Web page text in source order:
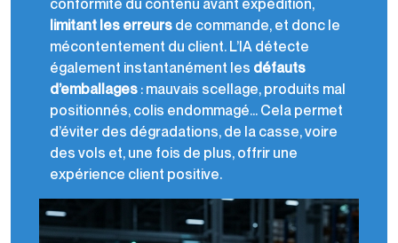
conformité du contenu avant expédition,
limitant les erreurs de commande, et donc le
mécontentement du client. L’IA détecte
également instantanément les défauts
d’emballages : mauvais scellage, produits mal
positionnés, colis endommagé… Cela permet
d’éviter des dégradations, de la casse, voire
des vols et, une fois de plus, offrir une
expérience client positive.